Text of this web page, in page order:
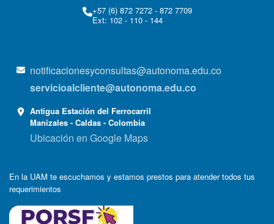
+57 (6) 872 7272 - 872 7709
Ext: 102 - 110 - 144
notificacionesyconsultas@autonoma.edu.co
servicioalcliente@autonoma.edu.co
Antigua Estación del Ferrocarril
Manizales - Caldas - Colombia
Ubicación en Google Maps
En la UAM te escuchamos y estamos prestos para atender todos tus
requerimientos